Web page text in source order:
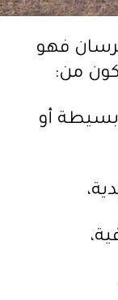
فهو
من:
أو